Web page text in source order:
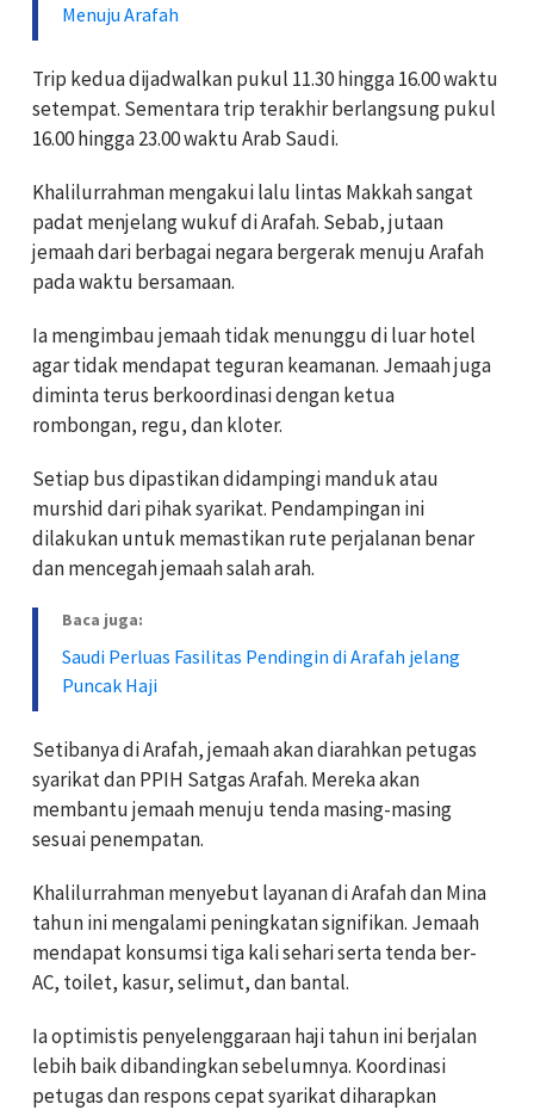
Menuju Arafah
Trip kedua dijadwalkan pukul 11.30 hingga 16.00 waktu
setempat. Sementara trip terakhir berlangsung pukul
16.00 hingga 23.00 waktu Arab Saudi.
Khalilurrahman mengakui lalu lintas Makkah sangat
padat menjelang wukuf di Arafah. Sebab, jutaan
jemaah dari berbagai negara bergerak menuju Arafah
pada waktu bersamaan.
Ia mengimbau jemaah tidak menunggu di luar hotel
agar tidak mendapat teguran keamanan. Jemaah juga
diminta terus berkoordinasi dengan ketua
rombongan, regu, dan kloter.
Setiap bus dipastikan didampingi manduk atau
murshid dari pihak syarikat. Pendampingan ini
dilakukan untuk memastikan rute perjalanan benar
dan mencegah jemaah salah arah.
Baca juga:
Saudi Perluas Fasilitas Pendingin di Arafah jelang
Puncak Haji
Setibanya di Arafah, jemaah akan diarahkan petugas
syarikat dan PPIH Satgas Arafah. Mereka akan
membantu jemaah menuju tenda masing-masing
sesuai penempatan.
Khalilurrahman menyebut layanan di Arafah dan Mina
tahun ini mengalami peningkatan signifikan. Jemaah
mendapat konsumsi tiga kali sehari serta tenda ber-
AC, toilet, kasur, selimut, dan bantal.
Ia optimistis penyelenggaraan haji tahun ini berjalan
lebih baik dibandingkan sebelumnya. Koordinasi
petugas dan respons cepat syarikat diharapkan